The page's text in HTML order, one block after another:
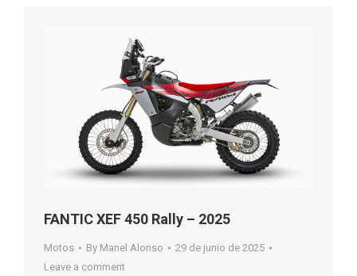
FANTIC XEF 450 Rally – 2025
Motos By Manel Alonso
29 de junio de 2025
Leave a comment